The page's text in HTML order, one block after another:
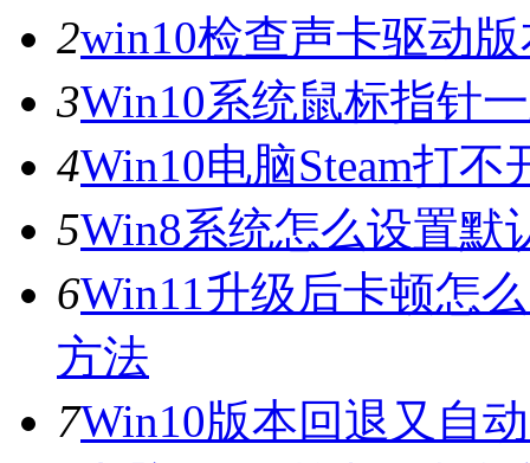
2win10检查声卡驱动
3Win10系统鼠标指针
4Win10电脑Steam打
5Win8系统怎么设置默
6Win11升级后卡顿怎
方法
7Win10版本回退又自